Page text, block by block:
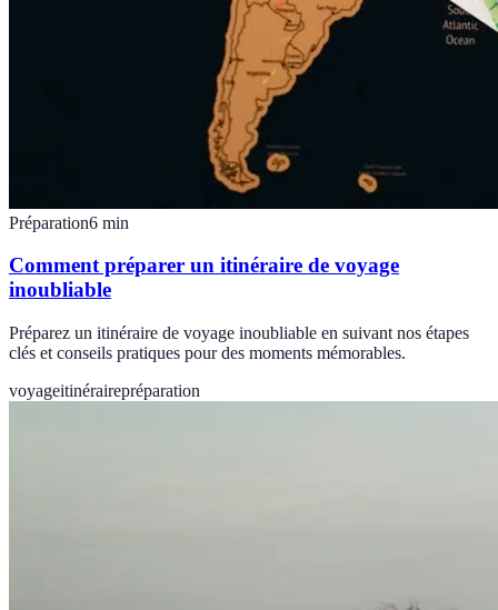
Préparation6 min
Comment préparer un itinéraire de voyage
inoubliable
Préparez un itinéraire de voyage inoubliable en suivant nos étapes
clés et conseils pratiques pour des moments mémorables.
voyageitinérairepréparation